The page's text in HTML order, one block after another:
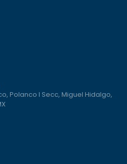
Polanco I Secc, Miguel Hidalgo,